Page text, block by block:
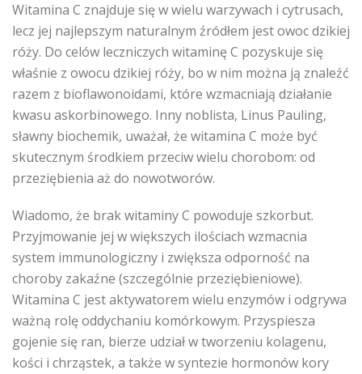
Witamina C znajduje się w wielu warzywach i cytrusach,
lecz jej najlepszym naturalnym źródłem jest owoc dzikiej
róży. Do celów leczniczych witaminę C pozyskuje się
właśnie z owocu dzikiej róży, bo w nim można ją znaleźć
razem z bioflawonoidami, które wzmacniają działanie
kwasu askorbinowego. Inny noblista, Linus Pauling,
sławny biochemik, uważał, że witamina C może być
skutecznym środkiem przeciw wielu chorobom: od
przeziębienia aż do nowotworów.
Wiadomo, że brak witaminy C powoduje szkorbut.
Przyjmowanie jej w większych ilościach wzmacnia
system immunologiczny i zwiększa odporność na
choroby zakaźne (szczególnie przeziębieniowe).
Witamina C jest aktywatorem wielu enzymów i odgrywa
ważną rolę oddychaniu komórkowym. Przyspiesza
gojenie się ran, bierze udział w tworzeniu kolagenu,
kości i chrząstek, a także w syntezie hormonów kory